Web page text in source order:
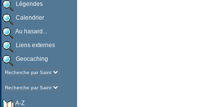
Légendes
Calendrier
Au hasard...
Liens externes
Geocaching
A-Z